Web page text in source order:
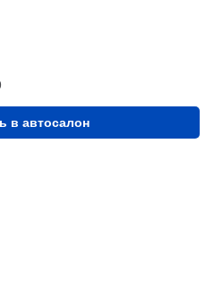
в автосалон